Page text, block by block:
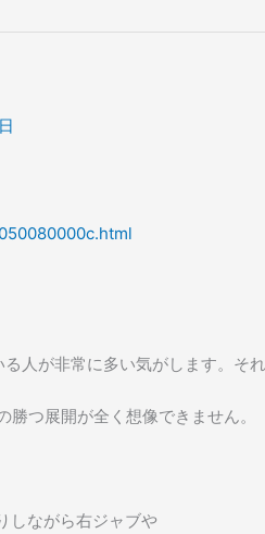
人が非常に多い気がします。そ
つ展開が全く想像できません。
しながら右ジャブや